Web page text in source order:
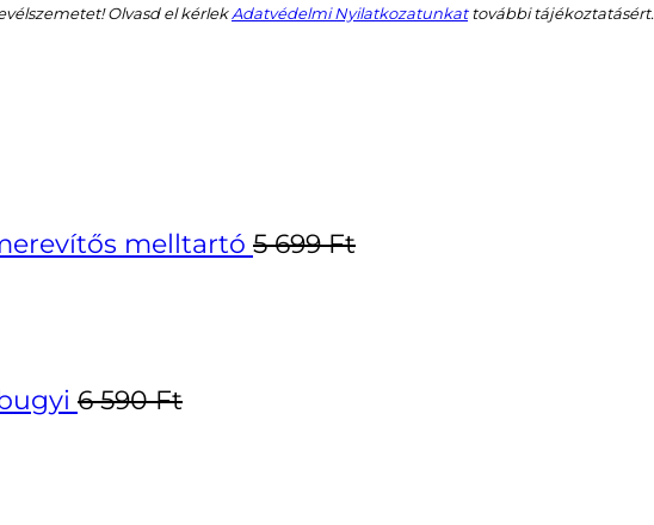
Olvasd el kérlekAdatvédelmi Nyilatkozatunkattovábbi tájékoztatásért.
melltartó 5 699Ft
6 590Ft